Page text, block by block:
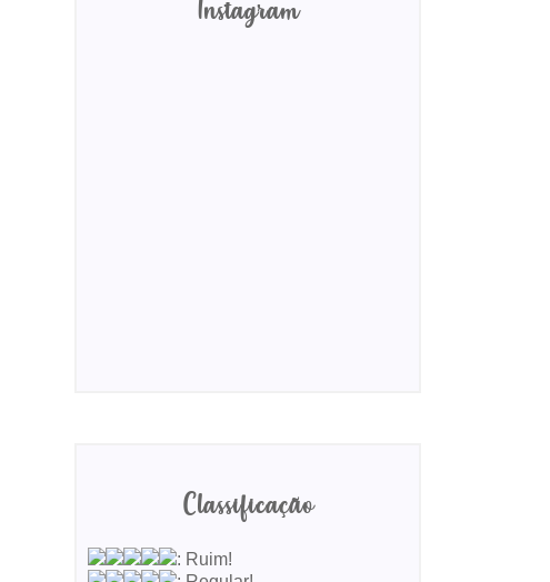
Instagram
Classificação
: Ruim!